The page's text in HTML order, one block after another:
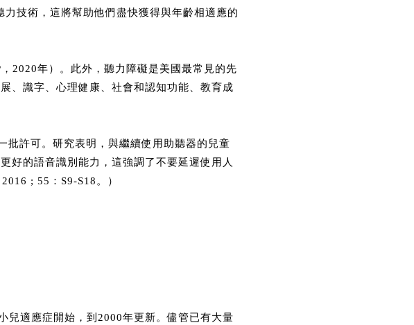
技術，這將幫助他們盡快獲得與年齡相適應的
2020年）。此外，聽力障礙是美國最常見的先
、識字、心理健康、社會和認知功能、教育成
許可。研究表明，與繼續使用助聽器的兒童
好的語音識別能力，這強調了不要延遲使用人
; 55：S9-S18。）
兒適應症開始，到2000年更新。儘管已有大量